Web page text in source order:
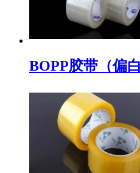
BOPP胶带（偏白